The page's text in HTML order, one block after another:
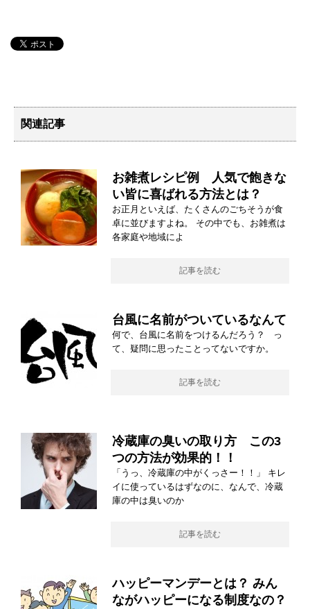
関連記事
お雑煮レシピ例 人気で飽きな
い皆に喜ばれる方法とは？
お正月といえば、たくさんのごちそうが食
卓に並びますよね。 その中でも、お雑煮は
各家庭や地域によ
記事を読む
台風に名前がついているなんて
何で、台風に名前をつけるんだろう？ っ
て、疑問に思ったことってないですか。
記事を読む
冷蔵庫の臭いの取り方 この3
つの方法が効果的！！
「うっ、冷蔵庫の中がくっさー！！」 キレ
イに使っているはずなのに、なんで、冷蔵
庫の中は臭いのか
記事を読む
ハッピーマンデーとは？ みん
ながハッピーになる制度なの？